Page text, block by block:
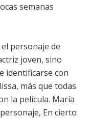
semanas
personaje de
joven, sino
identificarse con
más que todas
la película. María
En cierto